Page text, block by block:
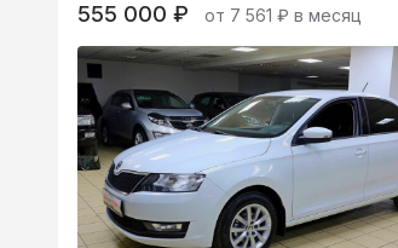
555 000 ₽ от 7 561 ₽ в месяц